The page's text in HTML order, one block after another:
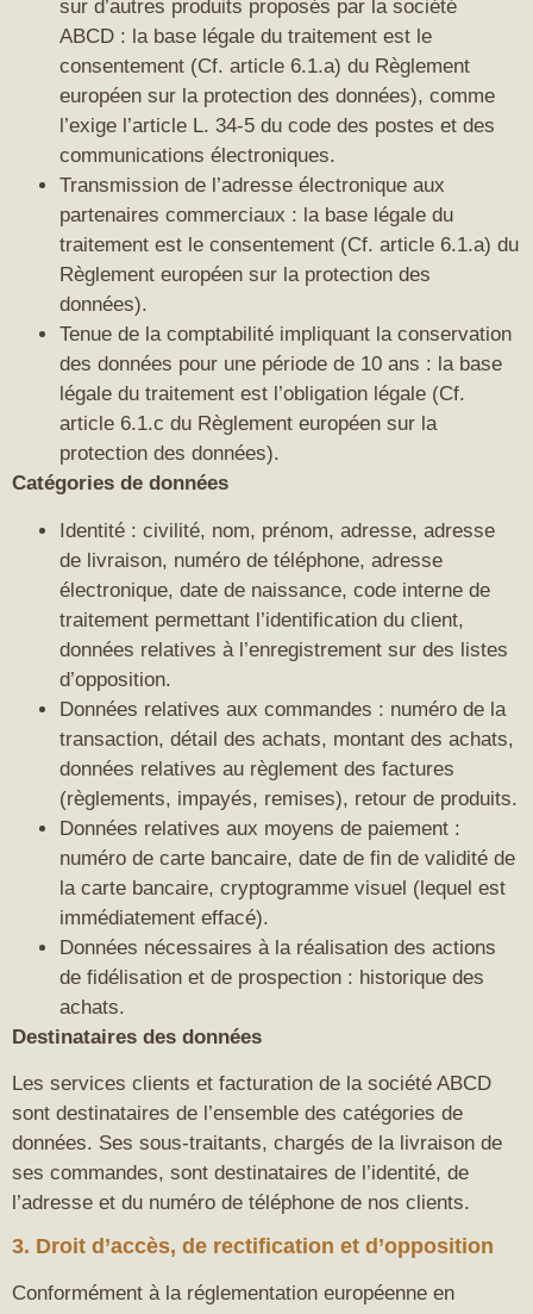
sur d’autres produits proposés par la société
ABCD : la base légale du traitement est le
consentement (Cf. article 6.1.a) du Règlement
européen sur la protection des données), comme
l’exige l’article L. 34-5 du code des postes et des
communications électroniques.
Transmission de l’adresse électronique aux
partenaires commerciaux : la base légale du
traitement est le consentement (Cf. article 6.1.a) du
Règlement européen sur la protection des
données).
Tenue de la comptabilité impliquant la conservation
des données pour une période de 10 ans : la base
légale du traitement est l’obligation légale (Cf.
article 6.1.c du Règlement européen sur la
protection des données).
Catégories de données
Identité : civilité, nom, prénom, adresse, adresse
de livraison, numéro de téléphone, adresse
électronique, date de naissance, code interne de
traitement permettant l’identification du client,
données relatives à l’enregistrement sur des listes
d’opposition.
Données relatives aux commandes : numéro de la
transaction, détail des achats, montant des achats,
données relatives au règlement des factures
(règlements, impayés, remises), retour de produits.
Données relatives aux moyens de paiement :
numéro de carte bancaire, date de fin de validité de
la carte bancaire, cryptogramme visuel (lequel est
immédiatement effacé).
Données nécessaires à la réalisation des actions
de fidélisation et de prospection : historique des
achats.
Destinataires des données
Les services clients et facturation de la société ABCD
sont destinataires de l’ensemble des catégories de
données. Ses sous-traitants, chargés de la livraison de
ses commandes, sont destinataires de l’identité, de
l’adresse et du numéro de téléphone de nos clients.
3. Droit d’accès, de rectification et d’opposition
Conformément à la réglementation européenne en